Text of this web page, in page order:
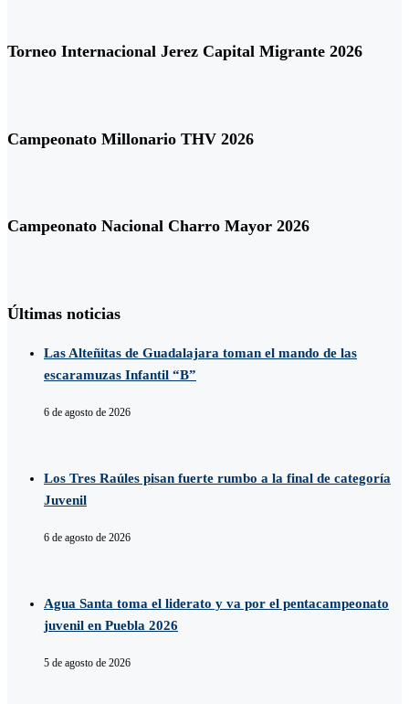
Torneo Internacional Jerez Capital Migrante 2026
Campeonato Millonario THV 2026
Campeonato Nacional Charro Mayor 2026
Últimas noticias
Las Alteñitas de Guadalajara toman el mando de las
escaramuzas Infantil “B”
6 de agosto de 2026
Los Tres Raúles pisan fuerte rumbo a la final de categoría
Juvenil
6 de agosto de 2026
Agua Santa toma el liderato y va por el pentacampeonato
juvenil en Puebla 2026
5 de agosto de 2026